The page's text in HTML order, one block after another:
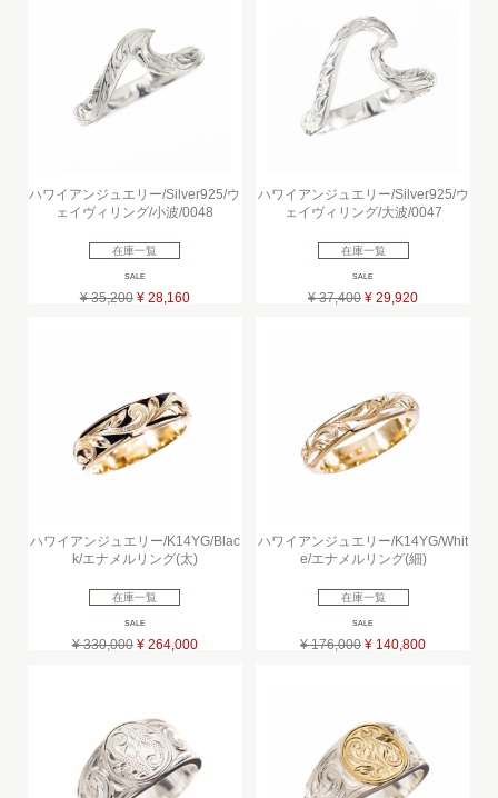
ハワイアンジュエリー/Silver925/ウ
ェイヴィリング/小波/0048
在庫一覧
SALE
¥ 35,200 ¥ 28,160
ハワイアンジュエリー/Silver925/ウ
ェイヴィリング/大波/0047
在庫一覧
SALE
¥ 37,400 ¥ 29,920
ハワイアンジュエリー/K14YG/Blac
k/エナメルリング(太)
在庫一覧
SALE
¥ 330,000 ¥ 264,000
ハワイアンジュエリー/K14YG/Whit
e/エナメルリング(細)
在庫一覧
SALE
¥ 176,000 ¥ 140,800